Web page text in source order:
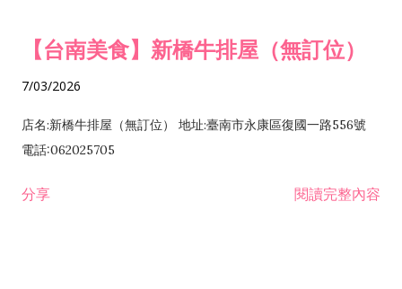
【台南美食】新橋牛排屋（無訂位）
7/03/2026
店名:新橋牛排屋（無訂位） 地址:臺南市永康區復國一路556號
電話:062025705
分享 閱讀完整內容